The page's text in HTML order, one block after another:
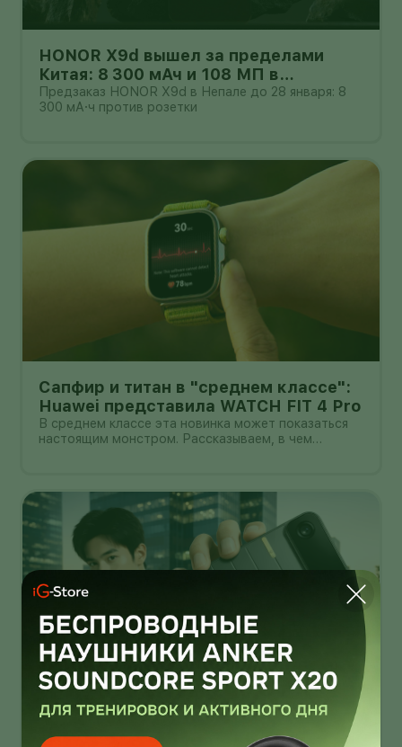
HONOR X9d вышел за пределами
Китая: 8 300 мАч и 108 МП в
бюджетном классе
Предзаказ HONOR X9d в Непале до 28 января: 8
300 мА·ч против розетки
Сапфир и титан в "среднем классе":
Huawei представила WATCH FIT 4 Pro
В среднем классе эта новинка может показаться
настоящим монстром. Рассказываем, в чем
Смартфон-конструктор толщиной
4,9 мм: TECNO показала магнитные